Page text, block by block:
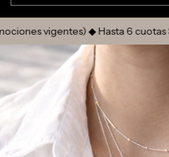
vigentes) ◆ Hasta 6 cuotas